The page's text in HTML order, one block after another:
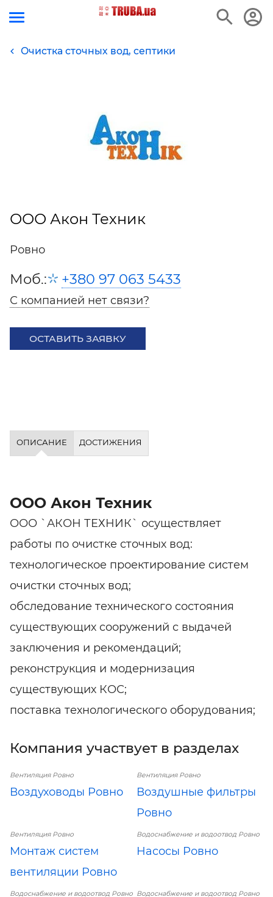
Очистка сточных вод, септики
ООО Акон Техник
Ровно
Моб.: +380 97 063 5433
С компанией нет связи?
ОСТАВИТЬ ЗАЯВКУ
ОПИСАНИЕ ДОСТИЖЕНИЯ
ООО Акон Техник
ООО `АКОН ТЕХНИК` осуществляет
работы по очистке сточных вод:
технологическое проектирование систем
очистки сточных вод;
обследование технического состояния
существующих сооружений с выдачей
заключения и рекомендаций;
реконструкция и модернизация
существующих КОС;
поставка технологического оборудования;
Компания участвует в разделах
Вентиляция Ровно
Воздуховоды Ровно
Вентиляция Ровно
Воздушные фильтры
Ровно
Вентиляция Ровно
Монтаж систем
вентиляции Ровно
Водоснабжение и водоотвод Ровно
Насосы Ровно
Водоснабжение и водоотвод Ровно Водоснабжение и водоотвод Ровно